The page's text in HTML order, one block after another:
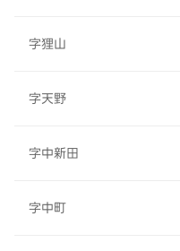
字狸山
字天野
字中新田
字中町